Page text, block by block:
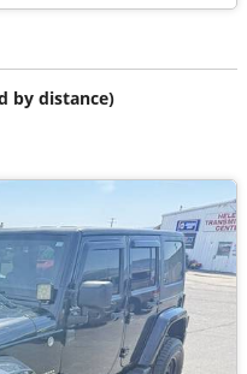
by distance)